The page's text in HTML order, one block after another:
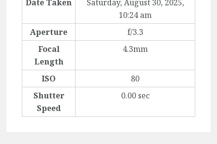
Date Taken
Saturday, August 30, 2025,
10:24 am
Aperture
f/3.3
Focal
Length
4.3mm
ISO
80
Shutter
Speed
0.00 sec